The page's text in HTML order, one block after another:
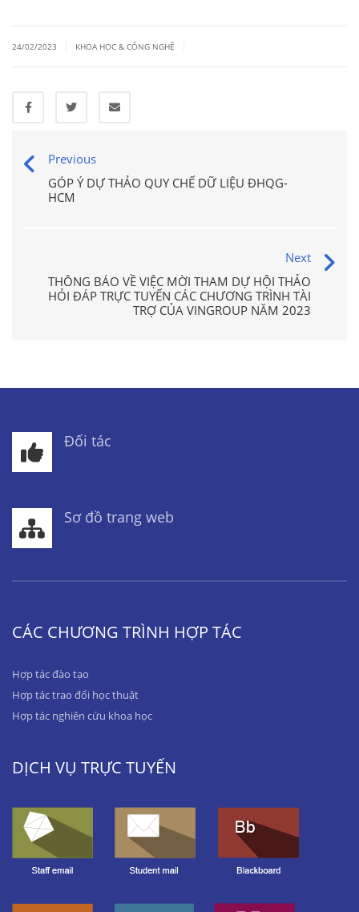
24/02/2023 KHOA HỌC & CÔNG NGHỆ
Previous
GÓP Ý DỰ THẢO QUY CHẾ DỮ LIỆU ĐHQG-
HCM
Next
THÔNG BÁO VỀ VIỆC MỜI THAM DỰ HỘI THẢO
HỎI ĐÁP TRỰC TUYẾN CÁC CHƯƠNG TRÌNH TÀI
TRỢ CỦA VINGROUP NĂM 2023
Đối tác
Sơ đồ trang web
CÁC CHƯƠNG TRÌNH HỢP TÁC
Hợp tác đào tạo
Hợp tác trao đổi học thuật
Hợp tác nghiên cứu khoa học
DỊCH VỤ TRỰC TUYẾN